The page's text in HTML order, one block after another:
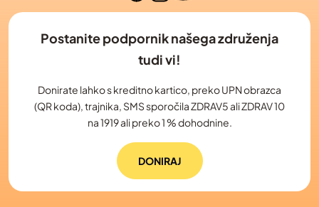
Postanite podpornik našega združenja
tudi vi!
Donirate lahko s kreditno kartico, preko UPN obrazca
(QR koda), trajnika, SMS sporočila ZDRAV5 ali ZDRAV 10
na 1919 ali preko 1 % dohodnine.
DONIRAJ